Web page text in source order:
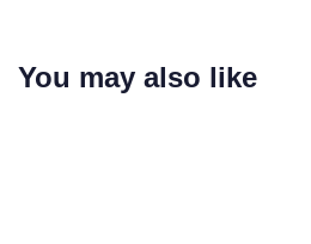
You may also like